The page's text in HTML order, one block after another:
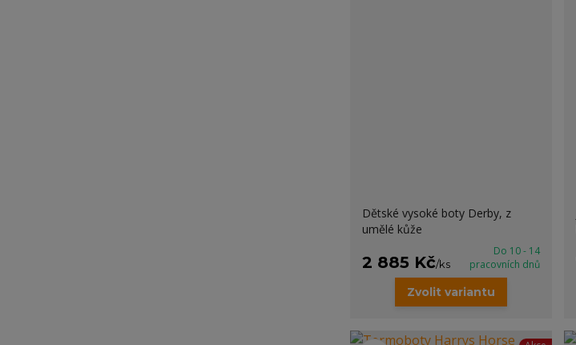
Dětské vysoké boty Derby, z
umělé kůže
2 885 Kč/ks
Do 10 - 14
pracovních dnů
Zvolit variantu